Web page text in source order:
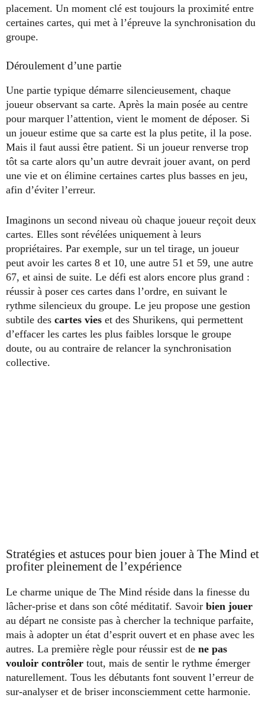
placement. Un moment clé est toujours la proximité entre
certaines cartes, qui met à l’épreuve la synchronisation du
groupe.
Déroulement d’une partie
Une partie typique démarre silencieusement, chaque
joueur observant sa carte. Après la main posée au centre
pour marquer l’attention, vient le moment de déposer. Si
un joueur estime que sa carte est la plus petite, il la pose.
Mais il faut aussi être patient. Si un joueur renverse trop
tôt sa carte alors qu’un autre devrait jouer avant, on perd
une vie et on élimine certaines cartes plus basses en jeu,
afin d’éviter l’erreur.
Imaginons un second niveau où chaque joueur reçoit deux
cartes. Elles sont révélées uniquement à leurs
propriétaires. Par exemple, sur un tel tirage, un joueur
peut avoir les cartes 8 et 10, une autre 51 et 59, une autre
67, et ainsi de suite. Le défi est alors encore plus grand :
réussir à poser ces cartes dans l’ordre, en suivant le
rythme silencieux du groupe. Le jeu propose une gestion
subtile des cartes vies et des Shurikens, qui permettent
d’effacer les cartes les plus faibles lorsque le groupe
doute, ou au contraire de relancer la synchronisation
collective.
Stratégies et astuces pour bien jouer à The Mind et
profiter pleinement de l’expérience
Le charme unique de The Mind réside dans la finesse du
lâcher-prise et dans son côté méditatif. Savoir bien jouer
au départ ne consiste pas à chercher la technique parfaite,
mais à adopter un état d’esprit ouvert et en phase avec les
autres. La première règle pour réussir est de ne pas
vouloir contrôler tout, mais de sentir le rythme émerger
naturellement. Tous les débutants font souvent l’erreur de
sur-analyser et de briser inconsciemment cette harmonie.